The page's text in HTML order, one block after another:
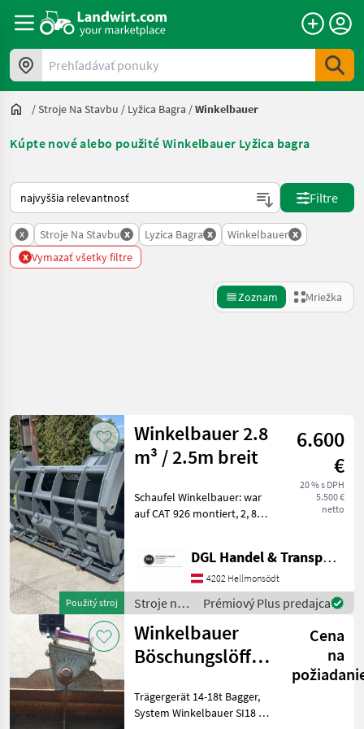
Prehľadávať ponuky
/Stroje Na Stavbu / Lyžica Bagra /Winkelbauer
Kúpte nové alebo použité Winkelbauer Lyžica bagra
Takto sa vykonáva triedenie na Landwirt.com
Filtre
x Stroje Na Stavbu x Lyzica Bagra x Winkelbauer x
x Vymazať všetky filtre
Zoznam Mriežka
Kategória 4 Krajina Filtre
AKTUÁLNA
CESTA
stavebná
technika
Stroje
Na
Stavbu
Lyzica
Bagra
Winkelbauer
VYBRAŤ
KATEGÓRIU
Winkelbauer
Resetovať
Zobraziť
13
výsledkov
Použitý stroj
Winkelbauer 2.8
m³ / 2.5m breit
6.600
€
20 % s DPH
5.500 €
netto
Schaufel Winkelbauer: war
auf CAT 926 montiert, 2, 8
stavbu Lyžica bagra
DGL Handel & Transporte
4202 Hellmonsödt
Stroje na
stavbu /
Winkelbauer
Prémiový Plus predajca
Winkelbauer
Böschungslöffel
cm
Cena
na
Trägergerät 14-18t Bagger,
System Winkelbauer SI18 /